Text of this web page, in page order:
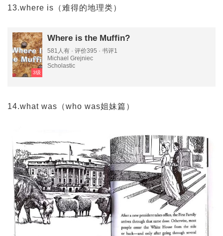
13.where is（难得的地理类）
3级
Where is the Muffin?
581人有 · 评价395 · 书评1
Michael Grejniec
Scholastic
14.what was（who was姐妹篇）